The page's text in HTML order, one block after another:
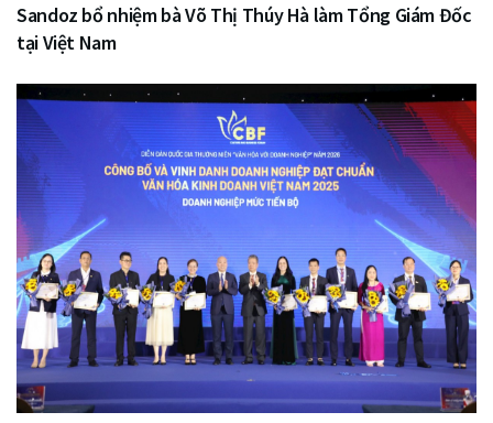
Sandoz bổ nhiệm bà Võ Thị Thúy Hà làm Tổng Giám Đốc
tại Việt Nam